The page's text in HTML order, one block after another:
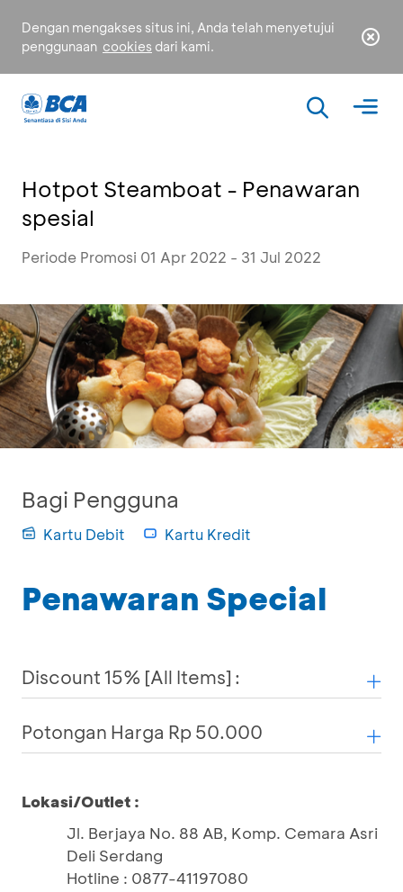
Dengan mengakses situs ini, Anda telah menyetujui
penggunaan cookies dari kami.
Hotpot Steamboat - Penawaran
spesial
Periode Promosi 01 Apr 2022 - 31 Jul 2022
Bagi Pengguna
Kartu Debit Kartu Kredit
Penawaran Special
Discount 15% [All Items] :
Potongan Harga Rp 50.000
Lokasi/Outlet :
Jl. Berjaya No. 88 AB, Komp. Cemara Asri
Deli Serdang
Hotline : 0877-41197080